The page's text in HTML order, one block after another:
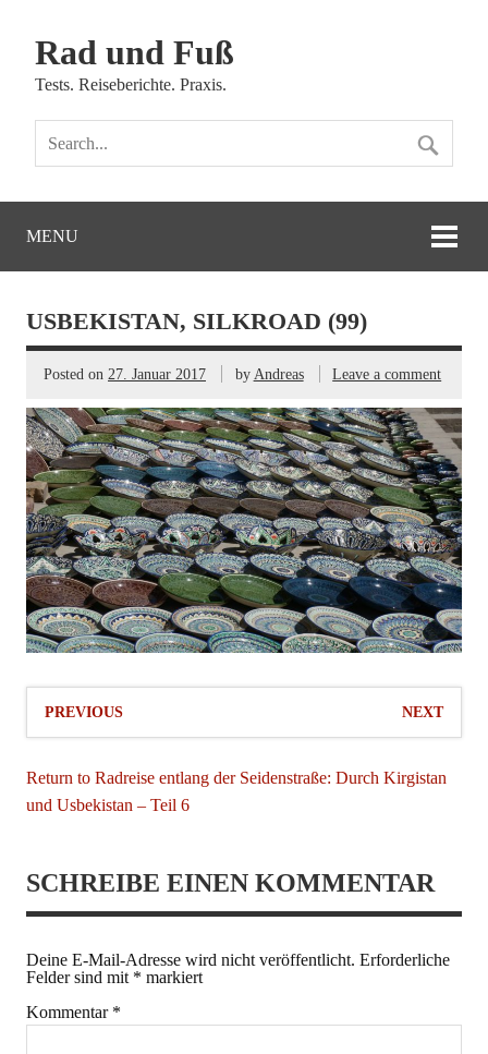
Rad und Fuß
Tests. Reiseberichte. Praxis.
MENU
USBEKISTAN, SILKROAD (99)
Posted on 27. Januar 2017 byAndreas Leave a comment
PREVIOUS NEXT
Return to Radreise entlang der Seidenstraße: Durch Kirgistan
und Usbekistan – Teil 6
SCHREIBE EINEN KOMMENTAR
Deine E-Mail-Adresse wird nicht veröffentlicht. Erforderliche
Felder sind mit * markiert
Kommentar *